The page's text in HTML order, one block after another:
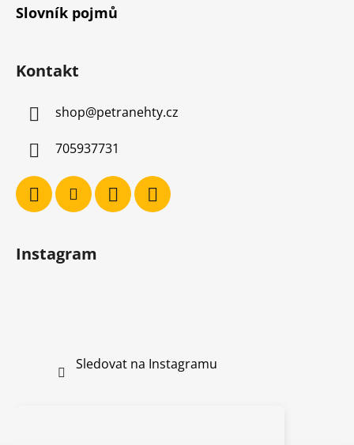
Slovník pojmů
Kontakt
shop@petranehty.cz
705937731
Instagram
Sledovat na Instagramu